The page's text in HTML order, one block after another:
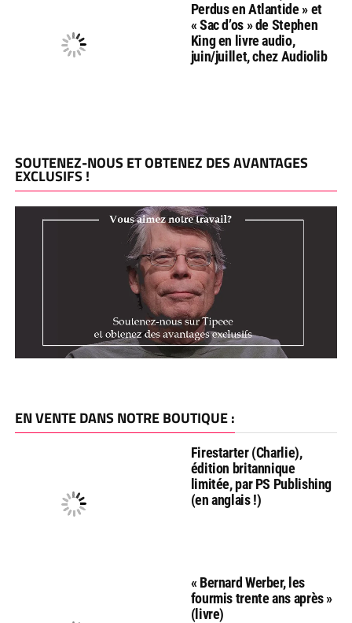
Perdus en Atlantide » et
« Sac d’os » de Stephen
King en livre audio,
juin/juillet, chez Audiolib
SOUTENEZ-NOUS ET OBTENEZ DES AVANTAGES
EXCLUSIFS !
EN VENTE DANS NOTRE BOUTIQUE :
Firestarter (Charlie),
édition britannique
limitée, par PS Publishing
(en anglais !)
« Bernard Werber, les
fourmis trente ans après »
(livre)